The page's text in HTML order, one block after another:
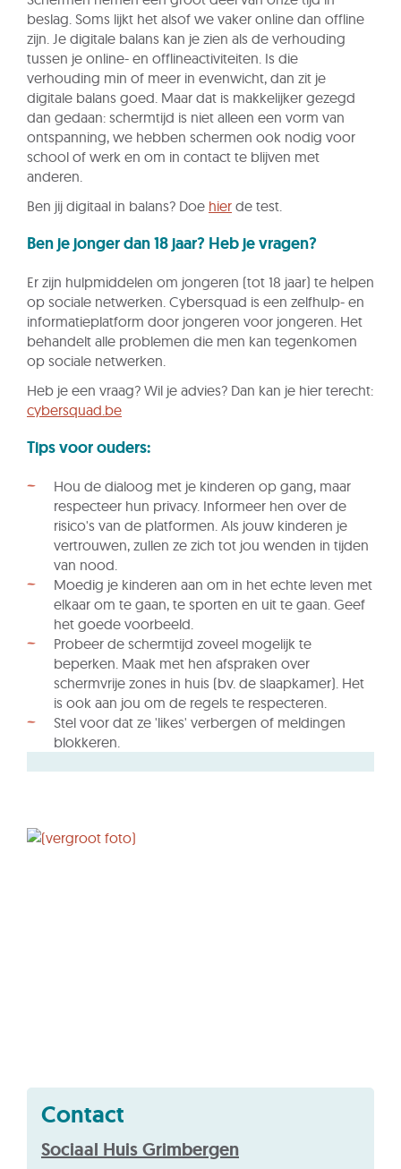
beslag. Soms lijkt het alsof we vaker online dan offline
zijn. Je digitale balans kan je zien als de verhouding
tussen je online- en offlineactiviteiten. Is die
verhouding min of meer in evenwicht, dan zit je
digitale balans goed. Maar dat is makkelijker gezegd
dan gedaan: schermtijd is niet alleen een vorm van
ontspanning, we hebben schermen ook nodig voor
school of werk en om in contact te blijven met
anderen.
Ben jij digitaal in balans? Doe hier de test.
Ben je jonger dan 18 jaar? Heb je vragen?
Er zijn hulpmiddelen om jongeren (tot 18 jaar) te helpen
op sociale netwerken. Cybersquad is een zelfhulp- en
informatieplatform door jongeren voor jongeren. Het
behandelt alle problemen die men kan tegenkomen
op sociale netwerken.
Heb je een vraag? Wil je advies? Dan kan je hier terecht:
cybersquad.be
Tips voor ouders:
Hou de dialoog met je kinderen op gang, maar
respecteer hun privacy. Informeer hen over de
risico's van de platformen. Als jouw kinderen je
vertrouwen, zullen ze zich tot jou wenden in tijden
van nood.
Moedig je kinderen aan om in het echte leven met
elkaar om te gaan, te sporten en uit te gaan. Geef
het goede voorbeeld.
Probeer de schermtijd zoveel mogelijk te
beperken. Maak met hen afspraken over
schermvrije zones in huis (bv. de slaapkamer). Het
is ook aan jou om de regels te respecteren.
Stel voor dat ze 'likes' verbergen of meldingen
blokkeren.
Contact
Sociaal Huis Grimbergen